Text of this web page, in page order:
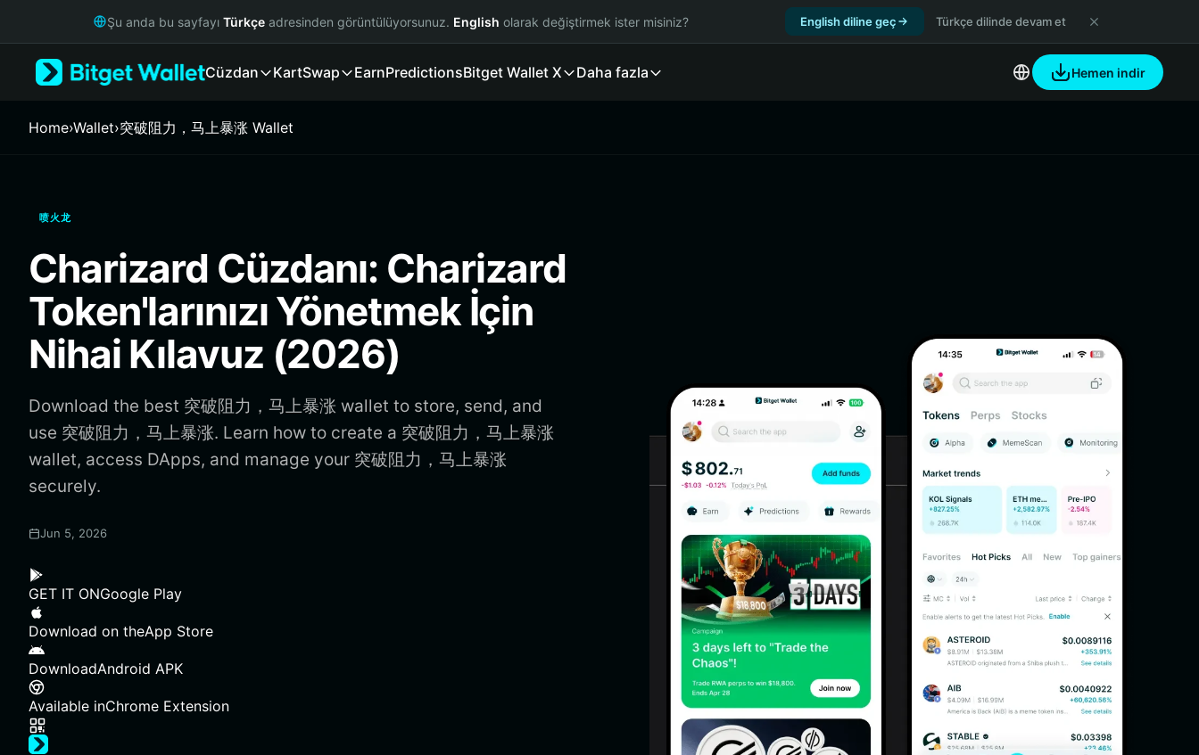
Русский
Italiano
繁體中文
Bahasa Indonesia
ภาษาไทย
Español
Português (Brasil)
Español (Argentina)
Şu anda bu sayfayı Türkçe adresinden görüntülüyorsunuz. English olarak değiştirmek ister misiniz? English diline geç Türkçe dilinde devam et
Cüzdan KartSwap EarnPredictionsBitget Wallet X Daha fazla Hemen indir
Home›Wallet›突破阻力，马上暴涨 Wallet
喷火龙
Charizard Cüzdanı: Charizard
Token'larınızı Yönetmek İçin
Nihai Kılavuz (2026)
Download the best 突破阻力，马上暴涨 wallet to store, send, and
use 突破阻力，马上暴涨. Learn how to create a 突破阻力，马上暴涨
wallet, access DApps, and manage your 突破阻力，马上暴涨
securely.
Jun 5, 2026
GET IT ONGoogle Play
Download on theApp Store
DownloadAndroid APK
Available inChrome Extension